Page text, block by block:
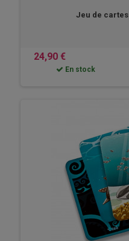
Jeu de
24,90 €
En stock